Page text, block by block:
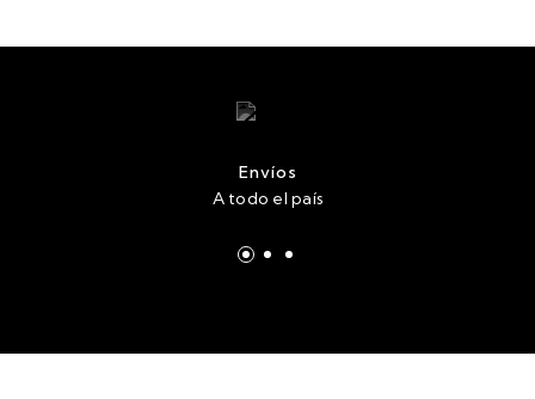
Envíos
A todo el país